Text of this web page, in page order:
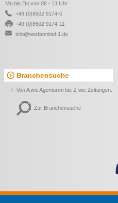
Mo bis Do von 08 - 13 Uhr
+49 (0)8502 9174-0
+49 (0)8502 9174-11
info@werbemittel-1.de
Branchensuche
Von A wie Agenturen bis Z wie Zeitungen.
Zur Branchensuche